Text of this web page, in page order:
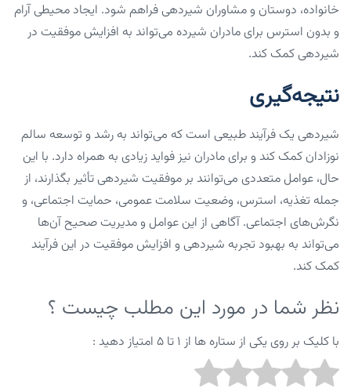
خانواده، دوستان و مشاوران شیردهی فراهم شود. ایجاد محیطی آرام
و بدون استرس برای مادران شیرده می‌تواند به افزایش موفقیت در
شیردهی کمک کند.
نتیجه‌گیری
شیردهی یک فرآیند طبیعی است که می‌تواند به رشد و توسعه سالم
نوزادان کمک کند و برای مادران نیز فواید زیادی به همراه دارد. با این
حال، عوامل متعددی می‌توانند بر موفقیت شیردهی تأثیر بگذارند، از
جمله تغذیه، استرس، وضعیت سلامت عمومی، حمایت اجتماعی، و
نگرش‌های اجتماعی. آگاهی از این عوامل و مدیریت صحیح آن‌ها
می‌تواند به بهبود تجربه شیردهی و افزایش موفقیت در این فرآیند
کمک کند.
نظر شما در مورد این مطلب چیست ؟
با کلیک بر روی یکی از ستاره ها از ۱ تا ۵ امتیاز دهید :